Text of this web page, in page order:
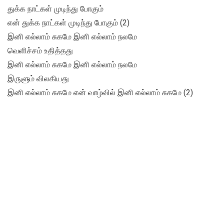
துக்க நாட்கள் முடிந்து போகும்
என் துக்க நாட்கள் முடிந்து போகும் (2)
இனி எல்லாம் சுகமே இனி எல்லாம் நலமே
வெளிச்சம் உதித்தது
இனி எல்லாம் சுகமே இனி எல்லாம் நலமே
இருளும் விலகியது
இனி எல்லாம் சுகமே என் வாழ்வில் இனி எல்லாம் சுகமே (2)